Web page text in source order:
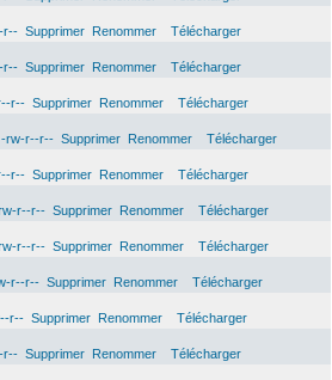
r-- Supprimer Renommer
Télécharger
r-- Supprimer Renommer
Télécharger
r-- Supprimer Renommer
Télécharger
-rw-r--r-- Supprimer Renommer
Télécharger
r-- Supprimer Renommer
Télécharger
r--r-- Supprimer Renommer
Télécharger
r--r-- Supprimer Renommer
Télécharger
r--r-- Supprimer Renommer
Télécharger
r-- Supprimer Renommer
Télécharger
r-- Supprimer Renommer
Télécharger